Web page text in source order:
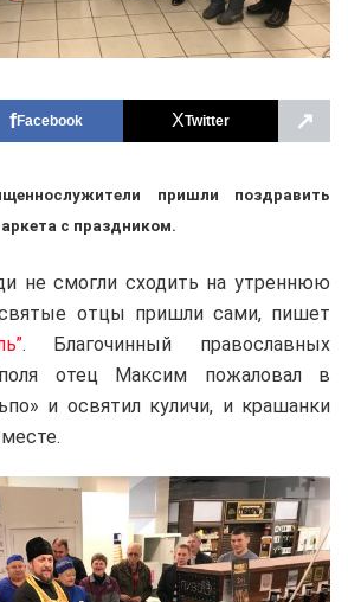
Facebook Twitter ↗
пришли поздравить
с праздником.
не смогли сходить на утреннюю
отцы пришли сами, пишет
. Благочинный православных
отец Максим пожаловал в
и освятил куличи, и крашанки